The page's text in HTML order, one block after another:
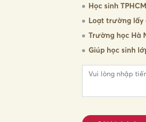
Học sinh
Loạt trường lấy
Trường học Hà
Giúp học sinh